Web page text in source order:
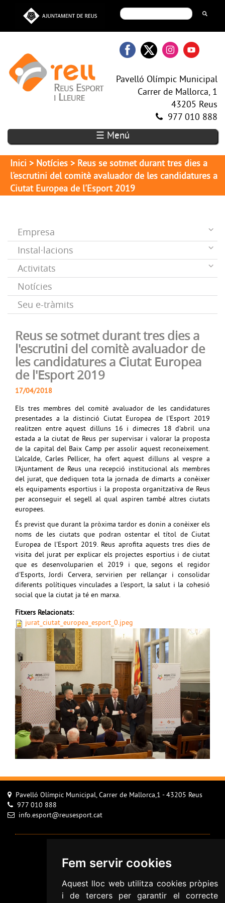
Fem servir cookies
Aquest lloc web utilitza cookies pròpies
i de tercers per garantir el correcte
Pavelló Olímpic Municipal
Carrer de Mallorca, 1
43205 Reus
977 010 888
☰ Menú
Inici > Notícies > Reus se sotmet durant tres dies a
l'escrutini del comitè avaluador de les candidatures a
Ciutat Europea de l'Esport 2019
Empresa
Instal·lacions
Activitats
Notícies
Seu e-tràmits
Reus se sotmet durant tres dies a
l'escrutini del comitè avaluador de
les candidatures a Ciutat Europea
de l'Esport 2019
17/04/2018
Els tres membres del comitè avaluador de les candidatures
presentades a la distinció Ciutat Europea de l'Esport 2019
realitzen entre aquest dilluns 16 i dimecres 18 d'abril una
estada a la ciutat de Reus per supervisar i valorar la proposta
de la capital del Baix Camp per assolir aquest reconeixement.
L'alcalde, Carles Pellicer, ha ofert aquest dilluns al vespre a
l'Ajuntament de Reus una recepció institucional als membres
del jurat, que dediquen tota la jornada de dimarts a conèixer
els equipaments esportius i la proposta organitzativa de Reus
per aconseguir el segell al qual aspiren també altres ciutats
europees.
És previst que durant la pròxima tardor es donin a conèixer els
noms de les ciutats que podran ostentar el títol de Ciutat
Europea de l'Esport 2019. Reus aprofita aquests tres dies de
visita del jurat per explicar els projectes esportius i de ciutat
que es desenvoluparien el 2019 i que, segons el regidor
d'Esports, Jordi Cervera, servirien per rellançar i consolidar
diferents polítiques vinculades a l'esport, la salut i la cohesió
social que la ciutat ja té en marxa.
Fitxers Relacionats:
jurat_ciutat_europea_esport_0.jpeg
Pavelló Olímpic Municipal, Carrer de Mallorca,1 - 43205 Reus
977 010 888
info.esport@reusesport.cat
Configurar cookies
Política de Cookies
Política de privacitat